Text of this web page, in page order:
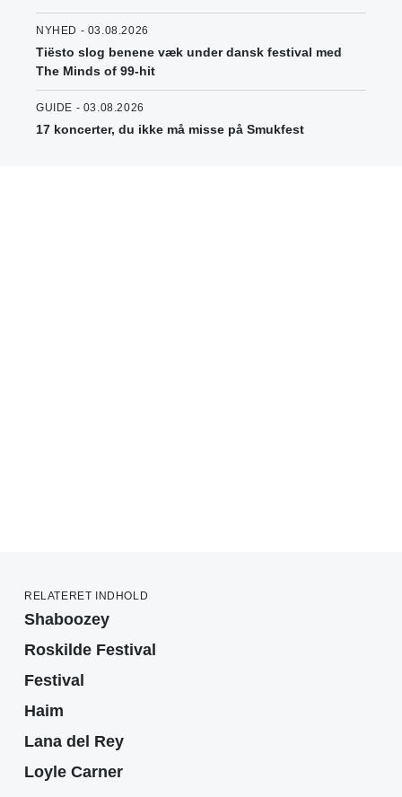
NYHED - 03.08.2026
Tiësto slog benene væk under dansk festival med
The Minds of 99-hit
GUIDE - 03.08.2026
17 koncerter, du ikke må misse på Smukfest
RELATERET INDHOLD
Shaboozey
Roskilde Festival
Festival
Haim
Lana del Rey
Loyle Carner